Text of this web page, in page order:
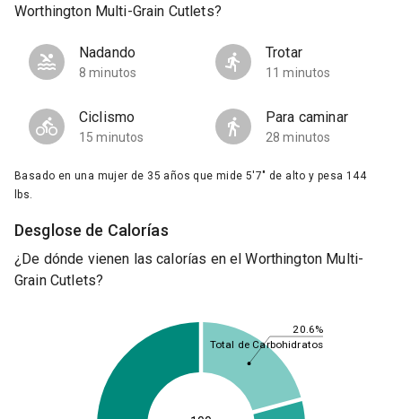
Worthington Multi-Grain Cutlets?
Nadando
8 minutos
Trotar
11 minutos
Ciclismo
15 minutos
Para caminar
28 minutos
Basado en una mujer de 35 años que mide 5'7" de alto y pesa 144
lbs.
Desglose de Calorías
¿De dónde vienen las calorías en el Worthington Multi-
Grain Cutlets?
20.6%
Total de Carbohidratos